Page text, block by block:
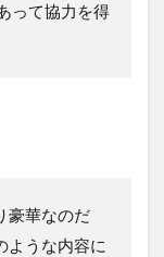
って協力を得
豪華なのだ
ような内容に